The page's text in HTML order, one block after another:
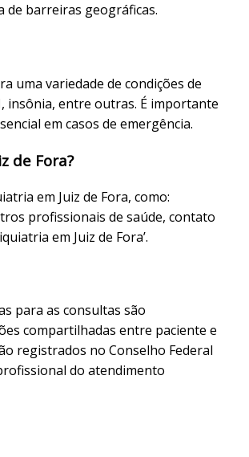
de barreiras geográficas.
uma variedade de condições de
insônia, entre outras. É importante
em casos de emergência.
de Fora?
em Juiz de Fora, como:
profissionais de saúde, contato
em Juiz de Fora’.
para as consultas são
compartilhadas entre paciente e
registrados no Conselho Federal
do atendimento